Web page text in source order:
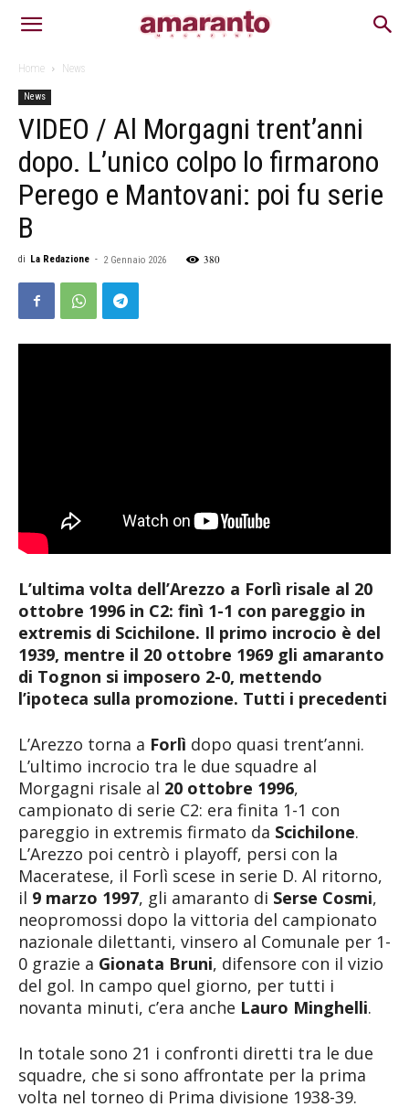
Home News
News
VIDEO / Al Morgagni trent’anni
dopo. L’unico colpo lo firmarono
Perego e Mantovani: poi fu serie
B
di La Redazione - 2 Gennaio 2026 380
L’ultima volta dell’Arezzo a Forlì risale al 20
ottobre 1996 in C2: finì 1-1 con pareggio in
extremis di Scichilone. Il primo incrocio è del
1939, mentre il 20 ottobre 1969 gli amaranto
di Tognon si imposero 2-0, mettendo
l’ipoteca sulla promozione. Tutti i precedenti
L’Arezzo torna a Forlì dopo quasi trent’anni.
L’ultimo incrocio tra le due squadre al
Morgagni risale al 20 ottobre 1996,
campionato di serie C2: era finita 1-1 con
pareggio in extremis firmato da Scichilone.
L’Arezzo poi centrò i playoff, persi con la
Maceratese, il Forlì scese in serie D. Al ritorno,
il 9 marzo 1997, gli amaranto di Serse Cosmi,
neopromossi dopo la vittoria del campionato
nazionale dilettanti, vinsero al Comunale per 1-
0 grazie a Gionata Bruni, difensore con il vizio
del gol. In campo quel giorno, per tutti i
novanta minuti, c’era anche Lauro Minghelli.
In totale sono 21 i confronti diretti tra le due
squadre, che si sono affrontate per la prima
volta nel torneo di Prima divisione 1938-39.